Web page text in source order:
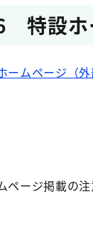
特設ホ
ームページ（外
ページ掲載の